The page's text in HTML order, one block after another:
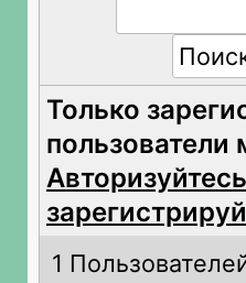
Только
пользователи
Авторизуйтесь
1